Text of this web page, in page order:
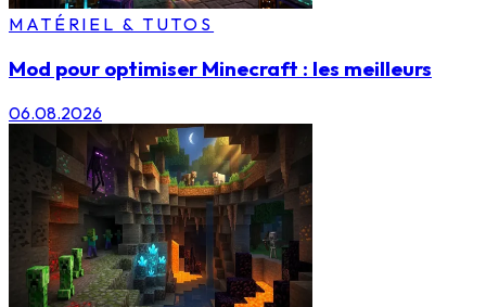
MATÉRIEL & TUTOS
Mod pour optimiser Minecraft : les meilleurs
06.08.2026